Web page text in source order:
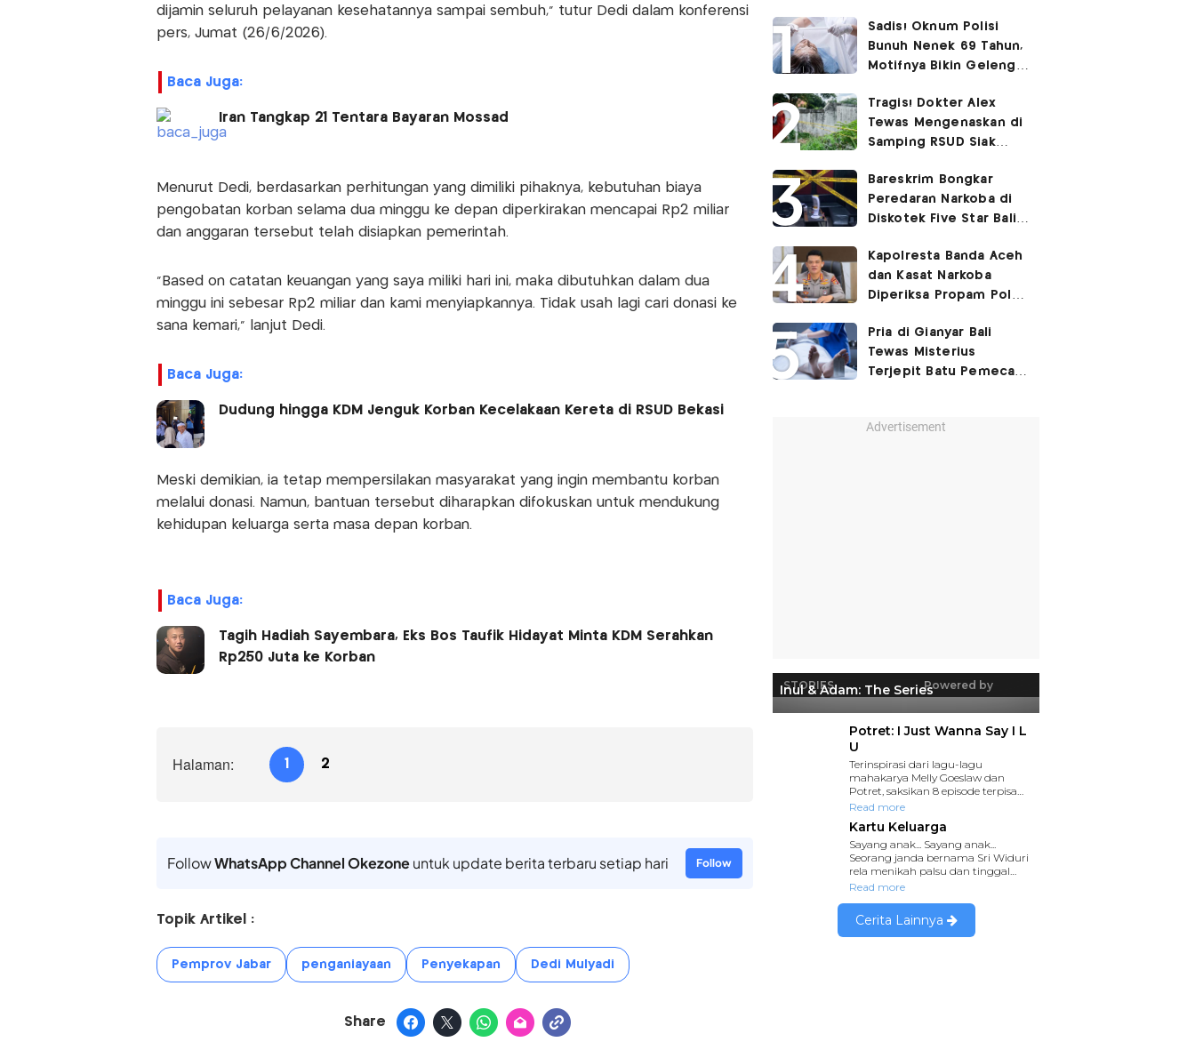
dijamin seluruh pelayanan kesehatannya sampai sembuh," tutur Dedi dalam konferensi
pers, Jumat (26/6/2026).
Baca Juga:
Iran Tangkap 21 Tentara Bayaran Mossad
Menurut Dedi, berdasarkan perhitungan yang dimiliki pihaknya, kebutuhan biaya
pengobatan korban selama dua minggu ke depan diperkirakan mencapai Rp2 miliar
dan anggaran tersebut telah disiapkan pemerintah.
"Based on catatan keuangan yang saya miliki hari ini, maka dibutuhkan dalam dua
minggu ini sebesar Rp2 miliar dan kami menyiapkannya. Tidak usah lagi cari donasi ke
sana kemari," lanjut Dedi.
Baca Juga:
Dudung hingga KDM Jenguk Korban Kecelakaan Kereta di RSUD Bekasi
Meski demikian, ia tetap mempersilakan masyarakat yang ingin membantu korban
melalui donasi. Namun, bantuan tersebut diharapkan difokuskan untuk mendukung
kehidupan keluarga serta masa depan korban.
Baca Juga:
Tagih Hadiah Sayembara, Eks Bos Taufik Hidayat Minta KDM Serahkan
Rp250 Juta ke Korban
Halaman: 1 2
FollowWhatsApp Channel Okezoneuntuk update berita terbaru setiap hari Follow
Topik Artikel :
Pemprov Jabar penganiayaan Penyekapan Dedi Mulyadi
Share
Sadis! Oknum Polisi
Bunuh Nenek 69 Tahun,
Motifnya Bikin Geleng
Tragis! Dokter Alex
Tewas Mengenaskan di
Samping RSUD Siak
Rocuronium
Bareskrim Bongkar
Peredaran Narkoba di
Diskotek Five Star Bali,
Kapolresta Banda Aceh
dan Kasat Narkoba
Diperiksa Propam Polri,
Pria di Gianyar Bali
Tewas Misterius
Terjepit Batu Pemecah
Advertisement